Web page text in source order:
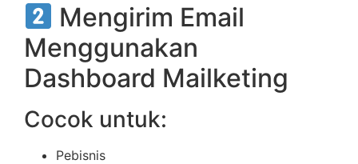
Mengirim Email
Menggunakan
Dashboard Mailketing
Cocok untuk:
Pebisnis